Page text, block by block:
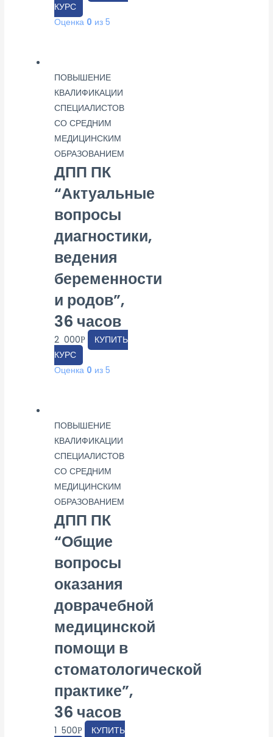
КУРС
Оценка 0 из 5
ПОВЫШЕНИЕ
КВАЛИФИКАЦИИ
СПЕЦИАЛИСТОВ
СО СРЕДНИМ
МЕДИЦИНСКИМ
ОБРАЗОВАНИЕМ
ДПП ПК
“Актуальные
вопросы
диагностики,
ведения
беременности
и родов”,
36 часов
2 000Р
КУПИТЬ
КУРС
Оценка 0 из 5
ПОВЫШЕНИЕ
КВАЛИФИКАЦИИ
СПЕЦИАЛИСТОВ
СО СРЕДНИМ
МЕДИЦИНСКИМ
ОБРАЗОВАНИЕМ
ДПП ПК
“Общие
вопросы
оказания
доврачебной
медицинской
помощи в
стоматологической
практике”,
36 часов
1 500Р
КУПИТЬ